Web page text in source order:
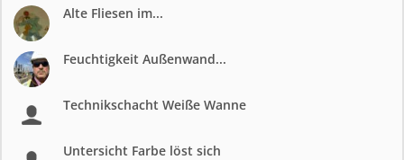
Alte Fliesen im...
Feuchtigkeit Außenwand...
Technikschacht Weiße Wanne
Untersicht Farbe löst sich